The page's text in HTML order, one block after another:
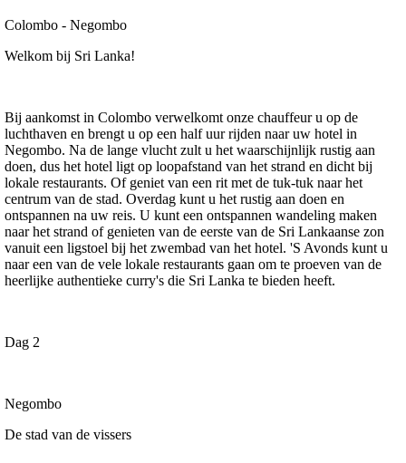
Colombo - Negombo
Welkom bij Sri Lanka!
Bij aankomst in Colombo verwelkomt onze chauffeur u op de
luchthaven en brengt u op een half uur rijden naar uw hotel in
Negombo. Na de lange vlucht zult u het waarschijnlijk rustig aan
doen, dus het hotel ligt op loopafstand van het strand en dicht bij
lokale restaurants. Of geniet van een rit met de tuk-tuk naar het
centrum van de stad. Overdag kunt u het rustig aan doen en
ontspannen na uw reis. U kunt een ontspannen wandeling maken
naar het strand of genieten van de eerste van de Sri Lankaanse zon
vanuit een ligstoel bij het zwembad van het hotel. 'S Avonds kunt u
naar een van de vele lokale restaurants gaan om te proeven van de
heerlijke authentieke curry's die Sri Lanka te bieden heeft.
Dag 2
Negombo
De stad van de vissers